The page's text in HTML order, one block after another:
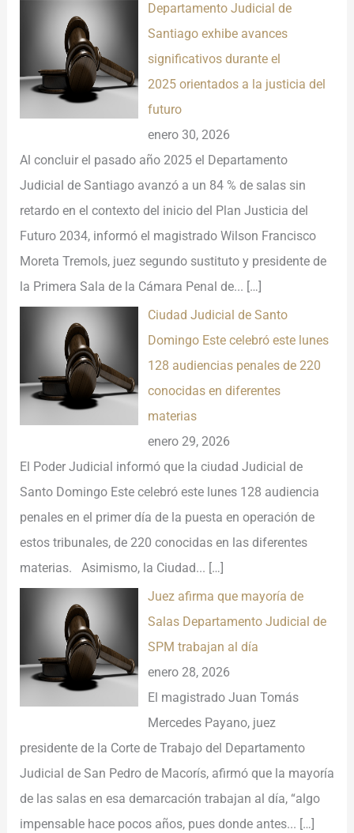
Departamento Judicial de
Santiago exhibe avances
significativos durante el
2025 orientados a la justicia del
futuro
enero 30, 2026
Al concluir el pasado año 2025 el Departamento
Judicial de Santiago avanzó a un 84 % de salas sin
retardo en el contexto del inicio del Plan Justicia del
Futuro 2034, informó el magistrado Wilson Francisco
Moreta Tremols, juez segundo sustituto y presidente de
la Primera Sala de la Cámara Penal de... […]
Ciudad Judicial de Santo
Domingo Este celebró este lunes
128 audiencias penales de 220
conocidas en diferentes
materias
enero 29, 2026
El Poder Judicial informó que la ciudad Judicial de
Santo Domingo Este celebró este lunes 128 audiencia
penales en el primer día de la puesta en operación de
estos tribunales, de 220 conocidas en las diferentes
materias. Asimismo, la Ciudad... […]
Juez afirma que mayoría de
Salas Departamento Judicial de
SPM trabajan al día
enero 28, 2026
El magistrado Juan Tomás
Mercedes Payano, juez
presidente de la Corte de Trabajo del Departamento
Judicial de San Pedro de Macorís, afirmó que la mayoría
de las salas en esa demarcación trabajan al día, “algo
impensable hace pocos años, pues donde antes... […]